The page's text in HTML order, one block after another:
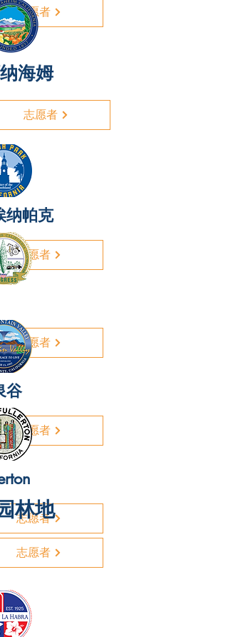
志愿者
海姆
志愿者
纳帕克
志愿者
志愿者
谷
志愿者
志愿者
林地
志愿者